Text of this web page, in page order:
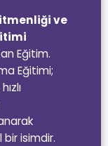
ve
Eğitim.
Eğitimi;
isimdir.